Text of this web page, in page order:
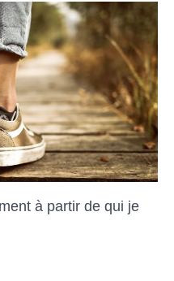
à partir de qui je